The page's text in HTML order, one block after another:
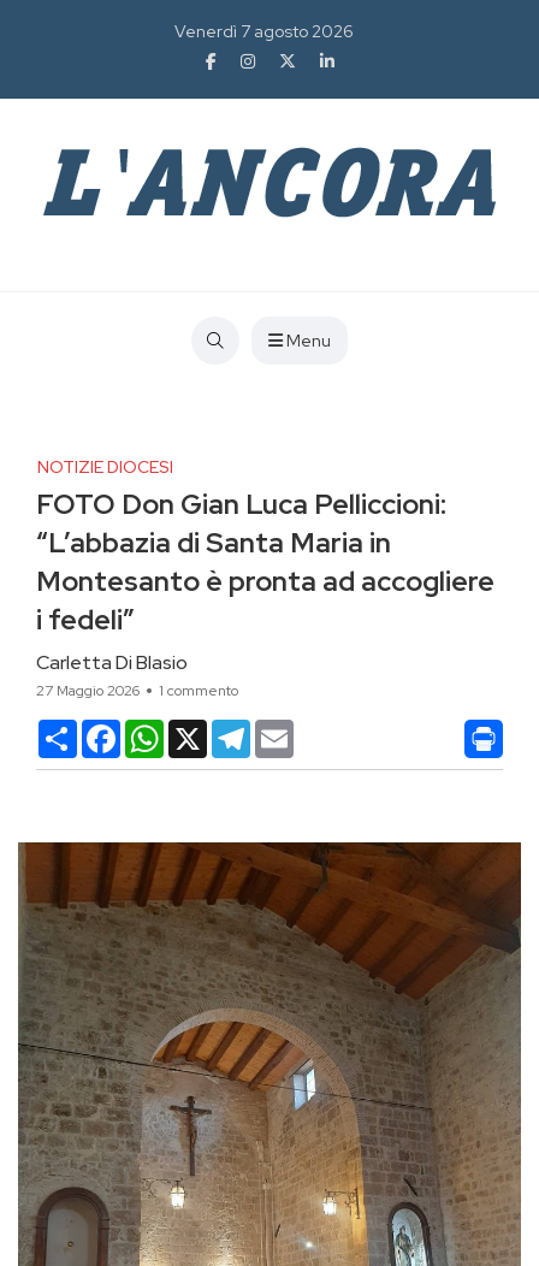
Venerdì 7 agosto 2026
Menu
NOTIZIE DIOCESI
FOTO Don Gian Luca Pelliccioni:
“L’abbazia di Santa Maria in
Montesanto è pronta ad accogliere
i fedeli”
Carletta Di Blasio
27 Maggio 2026 1 commento
CondividiFacebookWhatsApp
X Telegram